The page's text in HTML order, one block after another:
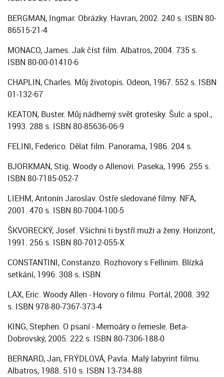
BERGMAN, Ingmar. Obrázky. Havran, 2002. 240 s. ISBN 80-
86515-21-4
MONACO, James. Jak číst film. Albatros, 2004. 735 s.
ISBN 80-00-01410-6
CHAPLIN, Charles. Můj životopis. Odeon, 1967. 552 s. ISBN
01-132-67
KEATON, Buster. Můj nádherný svět grotesky. Šulc a spol.,
1993. 288 s. ISBN 80-85636-06-9
FELINI, Federico. Dělat film. Panorama, 1986. 204 s.
BJORKMAN, Stig. Woody o Allenovi. Paseka, 1996. 255 s.
ISBN 80-7185-052-7
LIEHM, Antonín Jaroslav. Ostře sledované filmy. NFA,
2001. 470 s. ISBN 80-7004-100-5
ŠKVORECKÝ, Josef. Všichni ti bystří muži a ženy. Horizont,
1991. 256 s. ISBN 80-7012-055-X
CONSTANTINI, Constanzo. Rozhovory s Fellinim. Blízká
setkání, 1996. 308 s. ISBN
LAX, Eric. Woody Allen - Hovory o filmu. Portál, 2008. 392
s. ISBN 978-80-7367-373-4
KING, Stephen. O psaní - Memoáry o řemesle. Beta-
Dobrovský, 2005. 222 s. ISBN 80-7306-188-0
BERNARD, Jan, FRÝDLOVÁ, Pavla. Malý labyrint filmu.
Albatros, 1988. 510 s. ISBN 13-734-88